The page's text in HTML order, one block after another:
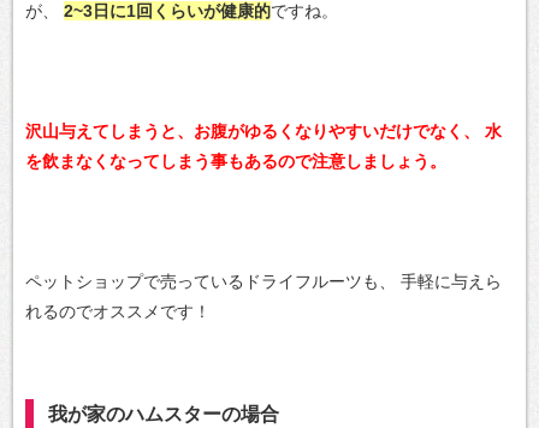
が、
2~3日に1回くらいが健康的ですね。
沢山与えてしまうと、お腹がゆるくなりやすいだけでなく、
水
を飲まなくなってしまう事もあるので注意しましょう。
ペットショップで売っているドライフルーツも、
手軽に与えら
れるのでオススメです！
我が家のハムスターの場合